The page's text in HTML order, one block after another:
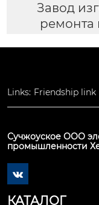
Завод
ремонта
Links: Friendship link
Сучжоуское ООО
промышленности

КАТАЛОГ